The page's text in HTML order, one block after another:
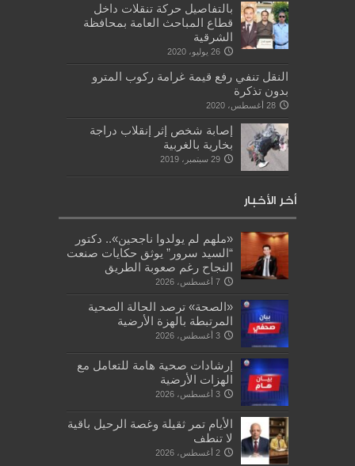
بالتفاصيل حركة تنقلات داخل
قطاع المباحث العامة بمحافظة
الشرقية
26 يوليو، 2020
النقل تنفي رفع قيمة غرامة ركوب المترو
بدون تذكرة
28 أغسطس، 2020
إصابة شخص إثر إنقلاب دراجة
بخارية بالغربية
29 سبتمبر، 2019
أخر الأخبار
«ملهم لم يولدوا ناجحين».. دكتور
“السيد سرور” يوثق حكايات صنعت
النجاح رغم صعوبة الطريق
7 أغسطس، 2026
«الصحة» ترصد الحالة الصحية
المرتبطة بالهزة الأرضية
3 أغسطس، 2026
إرشادات صحية هامة للتعامل مع
الهزات الأرضية
3 أغسطس، 2026
الأيام تمر ثقيلة وغصة الرحيل باقية
لا تنطف
2 أغسطس، 2026